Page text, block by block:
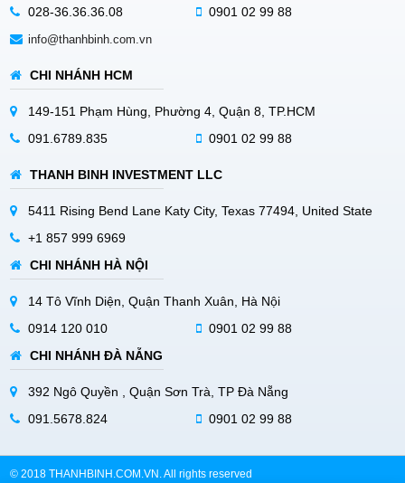
028-36.36.36.08
0901 02 99 88
info@thanhbinh.com.vn
CHI NHÁNH HCM
149-151 Phạm Hùng, Phường 4, Quận 8, TP.HCM
091.6789.835
0901 02 99 88
THANH BINH INVESTMENT LLC
5411 Rising Bend Lane Katy City, Texas 77494, United State
+1 857 999 6969
CHI NHÁNH HÀ NỘI
14 Tô Vĩnh Diện, Quận Thanh Xuân, Hà Nội
0914 120 010
0901 02 99 88
CHI NHÁNH ĐÀ NẴNG
392 Ngô Quyền , Quận Sơn Trà, TP Đà Nẵng
091.5678.824
0901 02 99 88
© 2018 THANHBINH.COM.VN. All rights reserved